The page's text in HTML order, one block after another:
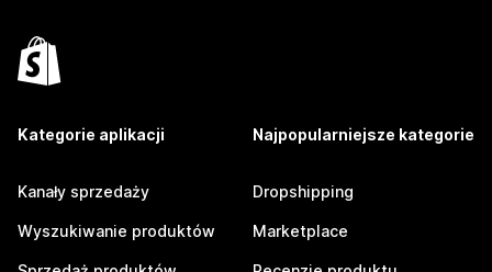
Kategorie aplikacji
Kanały sprzedaży
Wyszukiwanie produktów
Najpopularniejsze kategorie
Dropshipping
Marketplace